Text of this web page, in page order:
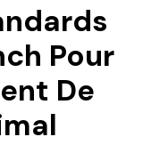
Pour
De